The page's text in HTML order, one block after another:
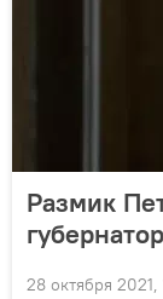
Размик
28 октября 2021,